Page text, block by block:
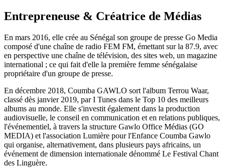
Entrepreneuse & Créatrice de Médias
En mars 2016, elle crée au Sénégal son groupe de presse Go Media
composé d'une chaîne de radio FEM FM, émettant sur la 87.9, avec
en perspective une chaîne de télévision, des sites web, un magazine
international ; ce qui fait d'elle la première femme sénégalaise
propriétaire d'un groupe de presse.
En décembre 2018, Coumba GAWLO sort l'album Terrou Waar,
classé dès janvier 2019, par I Tunes dans le Top 10 des meilleurs
albums au monde. Elle s'investit également dans la production
audiovisuelle, le conseil en communication et en relations publiques,
l'événementiel, à travers la structure Gawlo Office Médias (GO
MEDIA) et l'association Lumière pour l'Enfance Coumba Gawlo
qui organise, alternativement, dans plusieurs pays africains, un
événement de dimension internationale dénommé Le Festival Chant
des Linguère.